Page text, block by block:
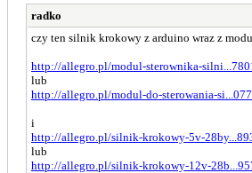
radko
czy ten silnik krokowy z arduino wraz z
http://allegro.pl/modul-sterownika-
lub
http://allegro.pl/modul-do-sterowania-
i
http://allegro.pl/silnik-krokowy-5v-
lub
http://allegro.pl/silnik-krokowy-12v-